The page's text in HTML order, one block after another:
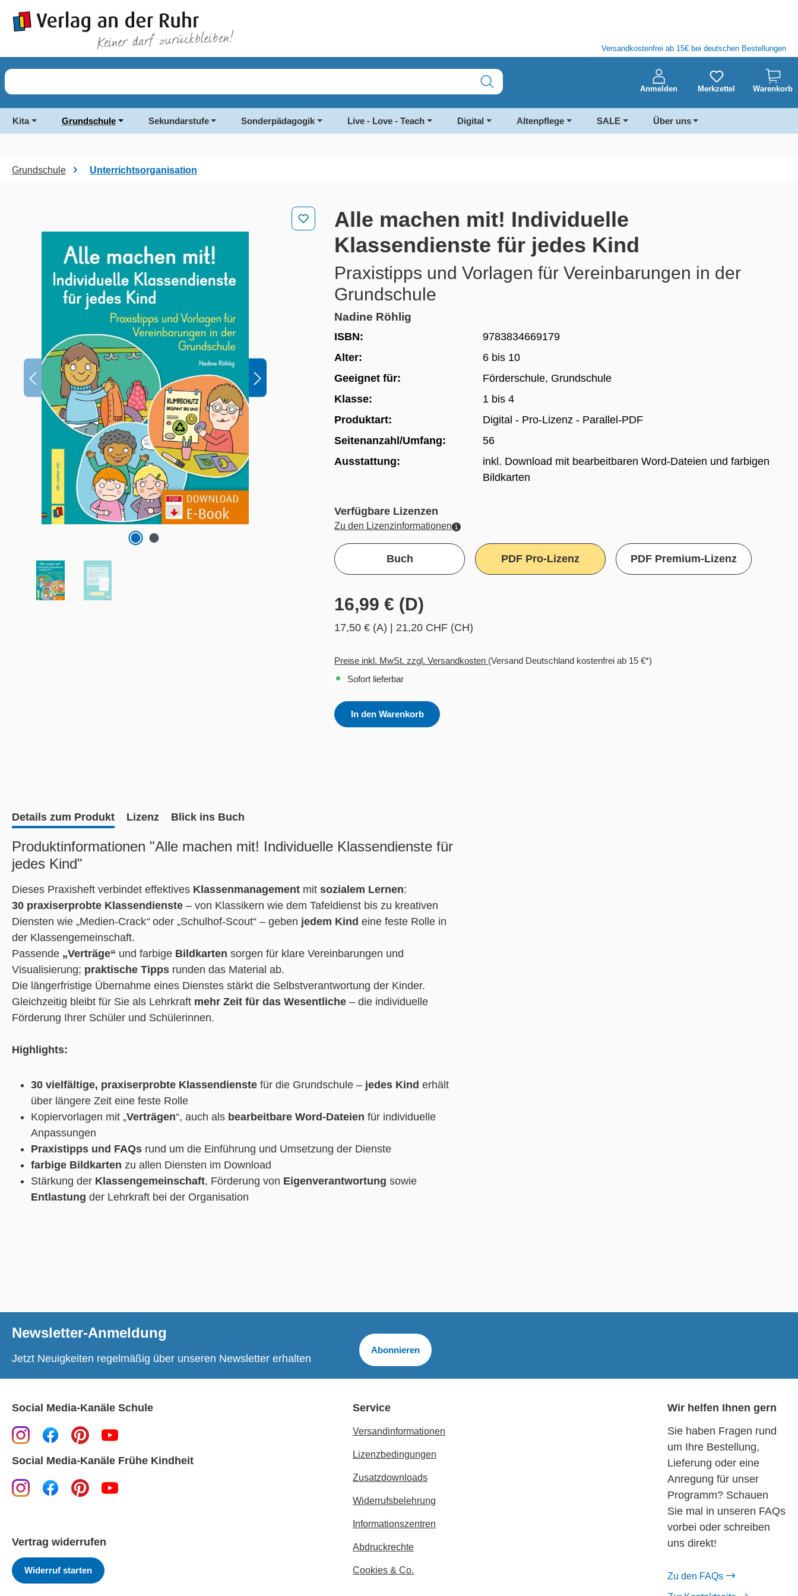
Zur Hauptnavigation springen
Versandkostenfrei ab 15€ bei deutschen Bestellungen
Anmelden Merkzettel Warenkorb
Kita Grundschule Sekundarstufe Sonderpädagogik Live - Love - Teach Digital Altenpflege SALE Über uns
Grundschule Unterrichtsorganisation
Alle machen mit! Individuelle
Klassendienste für jedes Kind
Praxistipps und Vorlagen für Vereinbarungen in der
Grundschule
Nadine Röhlig
ISBN:
9783834669179
Alter:
6 bis 10
Geeignet für:
Förderschule, Grundschule
Klasse:
1 bis 4
Produktart:
Digital - Pro-Lizenz - Parallel-PDF
Seitenanzahl/Umfang:
56
Ausstattung:
inkl. Download mit bearbeitbaren Word-Dateien und farbigen
Bildkarten
Verfügbare Lizenzen
Zu den Lizenzinformationen
Buch PDF Pro-Lizenz PDF Premium-Lizenz
16,99 € (D)
17,50 € (A) | 21,20 CHF (CH)
Preise inkl. MwSt. zzgl. Versandkosten (Versand Deutschland kostenfrei ab 15 €*)
Sofort lieferbar
In den Warenkorb
Details zum Produkt Lizenz Blick ins Buch
Produktinformationen "Alle machen mit! Individuelle Klassendienste für
jedes Kind"
Dieses Praxisheft verbindet effektives Klassenmanagement mit sozialem Lernen:
30 praxiserprobte Klassendienste – von Klassikern wie dem Tafeldienst bis zu kreativen
Diensten wie „Medien-Crack“ oder „Schulhof-Scout“ – geben jedem Kind eine feste Rolle in
der Klassengemeinschaft.
Passende „Verträge“ und farbige Bildkarten sorgen für klare Vereinbarungen und
Visualisierung; praktische Tipps runden das Material ab.
Die längerfristige Übernahme eines Dienstes stärkt die Selbstverantwortung der Kinder.
Gleichzeitig bleibt für Sie als Lehrkraft mehr Zeit für das Wesentliche – die individuelle
Förderung Ihrer Schüler und Schülerinnen.
Highlights:
30 vielfältige, praxiserprobte Klassendienste für die Grundschule – jedes Kind erhält
über längere Zeit eine feste Rolle
Kopiervorlagen mit „Verträgen“, auch als bearbeitbare Word-Dateien für individuelle
Anpassungen
Praxistipps und FAQs rund um die Einführung und Umsetzung der Dienste
farbige Bildkarten zu allen Diensten im Download
Stärkung der Klassengemeinschaft, Förderung von Eigenverantwortung sowie
Entlastung der Lehrkraft bei der Organisation
Newsletter-Anmeldung
Jetzt Neuigkeiten regelmäßig über unseren Newsletter erhalten
Abonnieren
Social Media-Kanäle Schule
Social Media-Kanäle Frühe Kindheit
Vertrag widerrufen
Widerruf starten
Service
Versandinformationen
Lizenzbedingungen
Zusatzdownloads
Widerrufsbelehrung
Informationszentren
Abdruckrechte
Cookies & Co.
Wir helfen Ihnen gern
Sie haben Fragen rund
um Ihre Bestellung,
Lieferung oder eine
Anregung für unser
Programm? Schauen
Sie mal in unseren FAQs
vorbei oder schreiben
uns direkt!
Zu den FAQs